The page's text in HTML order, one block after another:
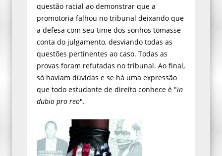
questão racial ao demonstrar que a
promotoria falhou no tribunal deixando que
a defesa com seu time dos sonhos tomasse
conta do julgamento, desviando todas as
questões pertinentes ao caso. Todas as
provas foram refutadas no tribunal. Ao final,
só haviam dúvidas e se há uma expressão
que todo estudante de direito conhece é "in
dubio pro reo".